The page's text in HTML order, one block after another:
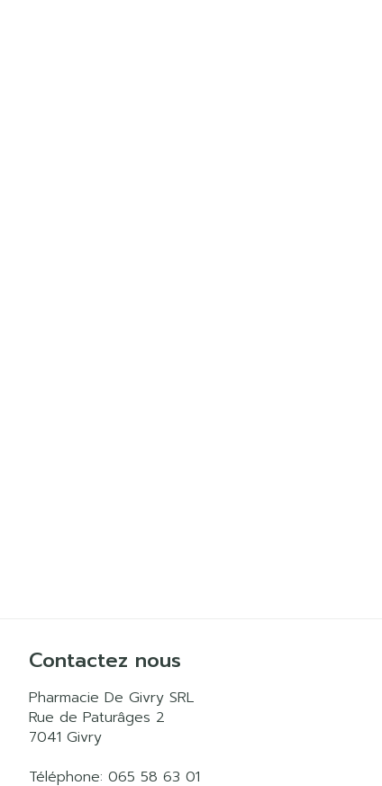
Contactez nous
Pharmacie De Givry SRL
Rue de Paturâges 2
7041 Givry
Téléphone: 065 58 63 01